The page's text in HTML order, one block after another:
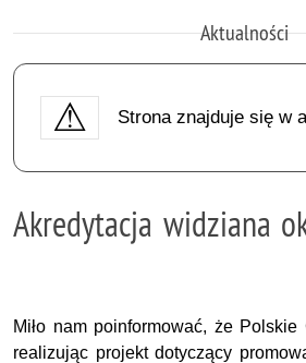
Aktualności
Strona znajduje się w
Akredytacja widziana
Miło nam poinformować, że Polskie
realizując projekt dotyczący